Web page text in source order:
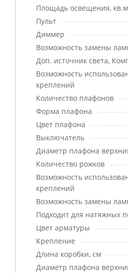
Площадь освещения,
Пульт
Диммер
Возможность замены
Доп. источник света,
Возможность
креплений
Количество плафонов
Форма плафона
Цвет плафона
Выключатель
Диаметр плафона
Количество рожков
Возможность
креплений
Возможность замены
Подходит для натяжных
Цвет арматуры
Крепление
Длина коробки, см
Диаметр плафона